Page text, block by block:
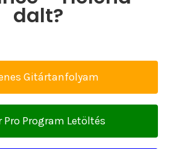
dalt?
Gitártanfolyam
Pro Program Letöltés